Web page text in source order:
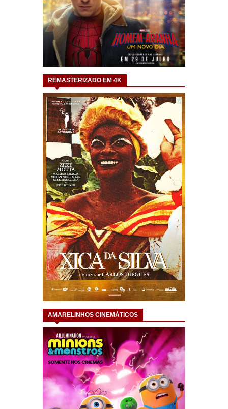
REMASTERIZADO EM 4K
AMARELINHOS CINEMÁTICOS